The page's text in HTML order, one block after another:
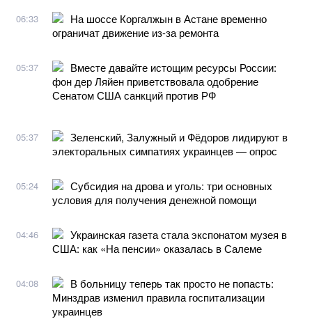
06:33
На шоссе Коргалжын в Астане временно
ограничат движение из-за ремонта
05:37
Вместе давайте истощим ресурсы России:
фон дер Ляйен приветствовала одобрение
Сенатом США санкций против РФ
05:37
Зеленский, Залужный и Фёдоров лидируют в
электоральных симпатиях украинцев — опрос
05:24
Субсидия на дрова и уголь: три основных
условия для получения денежной помощи
04:46
Украинская газета стала экспонатом музея в
США: как «На пенсии» оказалась в Салеме
04:08
В больницу теперь так просто не попасть:
Минздрав изменил правила госпитализации
украинцев